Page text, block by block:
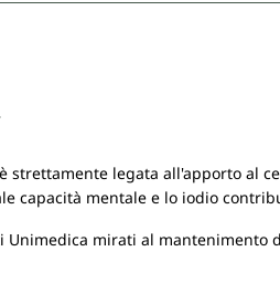
strettamente legata all'apporto al
capacità mentale e lo iodio
mirati al mantenimento